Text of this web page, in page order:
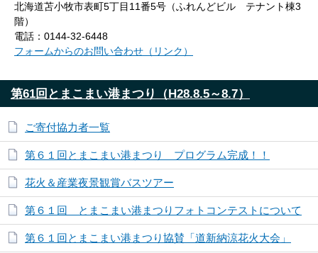
北海道苫小牧市表町5丁目11番5号（ふれんどビル テナント棟3
階）
電話：0144-32-6448
フォームからのお問い合わせ（リンク）
第61回とまこまい港まつり（H28.8.5～8.7）
ご寄付協力者一覧
第６１回とまこまい港まつり プログラム完成！！
花火＆産業夜景観賞バスツアー
第６１回 とまこまい港まつりフォトコンテストについて
第６１回とまこまい港まつり協賛「道新納涼花火大会」